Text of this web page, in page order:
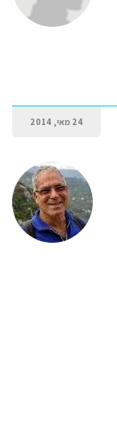
24 מאי, 2014